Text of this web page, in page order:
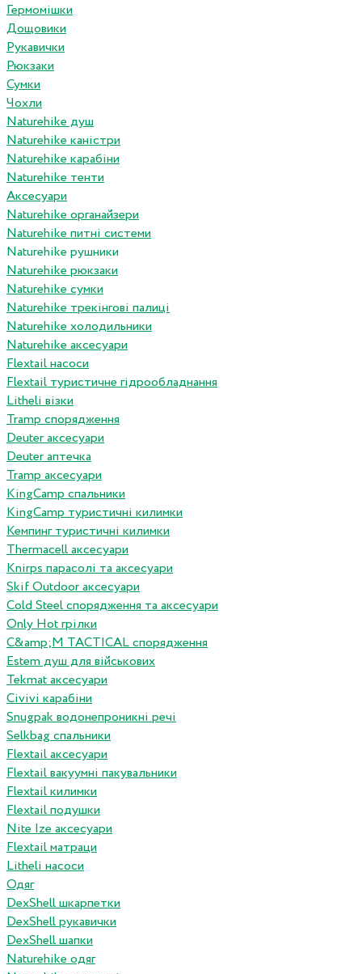
Гермомішки
Дощовики
Рукавички
Рюкзаки
Сумки
Чохли
Naturehike душ
Naturehike каністри
Naturehike карабіни
Naturehike тенти
Аксесуари
Naturehike органайзери
Naturehike питні системи
Naturehike рушники
Naturehike рюкзаки
Naturehike сумки
Naturehike трекінгові палиці
Naturehike холодильники
Naturehike аксесуари
Flextail насоси
Flextail туристичне гідрообладнання
Litheli візки
Tramp спорядження
Deuter аксесуари
Deuter аптечка
Tramp аксесуари
KingCamp спальники
KingCamp туристичні килимки
Кемпинг туристичні килимки
Thermacell аксесуари
Knirps парасолі та аксесуари
Skif Outdoor аксесуари
Cold Steel спорядження та аксесуари
Only Hot грілки
C&amp;M TACTICAL спорядження
Estem душ для військових
Tekmat аксесуари
Сivivi карабіни
Snugpak водонепроникні речі
Selkbag спальники
Flextail аксесуари
Flextail вакуумні пакувальники
Flextail килимки
Flextail подушки
Nite Ize аксесуари
Flextail матраци
Litheli насоси
Одяг
DexShell шкарпетки
DexShell рукавички
DexShell шапки
Naturehike одяг